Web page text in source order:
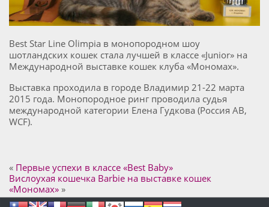
Best Star Line Olimpia в монопородном шоу
шотландских кошек стала лучшей в классе «Junior» на
Международной выставке кошек клуба «Мономах».
Выставка проходила в городе Владимир 21-22 марта
2015 года. Монопородное ринг проводила судья
международной категории Елена Гудкова (Россия AB,
WCF).
« Первые успехи в классе «Best Baby»
Вислоухая кошечка Barbie на выставке кошек
«Мономах» »